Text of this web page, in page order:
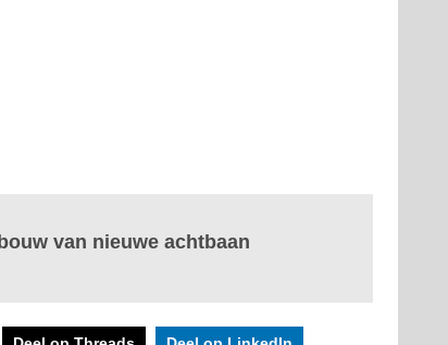
van nieuwe achtbaan